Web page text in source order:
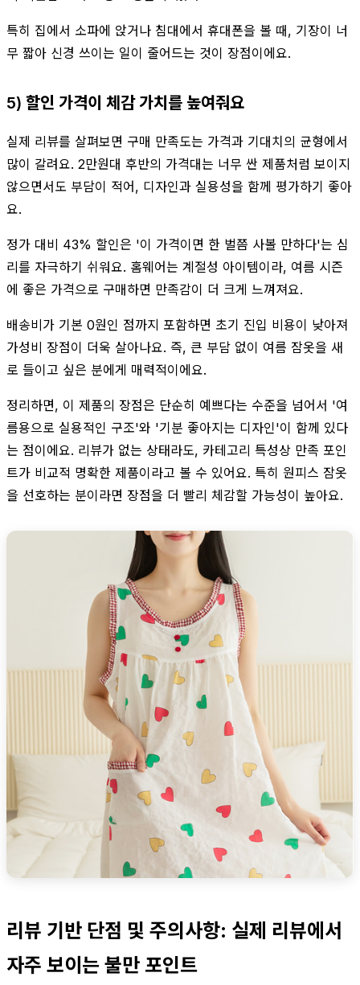
특히 집에서 소파에 앉거나 침대에서 휴대폰을 볼 때, 기장이 너
무 짧아 신경 쓰이는 일이 줄어드는 것이 장점이에요.
5) 할인 가격이 체감 가치를 높여줘요
실제 리뷰를 살펴보면 구매 만족도는 가격과 기대치의 균형에서
많이 갈려요. 2만원대 후반의 가격대는 너무 싼 제품처럼 보이지
않으면서도 부담이 적어, 디자인과 실용성을 함께 평가하기 좋아
요.
정가 대비 43% 할인은 '이 가격이면 한 벌쯤 사볼 만하다'는 심
리를 자극하기 쉬워요. 홈웨어는 계절성 아이템이라, 여름 시즌
에 좋은 가격으로 구매하면 만족감이 더 크게 느껴져요.
배송비가 기본 0원인 점까지 포함하면 초기 진입 비용이 낮아져
가성비 장점이 더욱 살아나요. 즉, 큰 부담 없이 여름 잠옷을 새
로 들이고 싶은 분에게 매력적이에요.
정리하면, 이 제품의 장점은 단순히 예쁘다는 수준을 넘어서 '여
름용으로 실용적인 구조'와 '기분 좋아지는 디자인'이 함께 있다
는 점이에요. 리뷰가 없는 상태라도, 카테고리 특성상 만족 포인
트가 비교적 명확한 제품이라고 볼 수 있어요. 특히 원피스 잠옷
을 선호하는 분이라면 장점을 더 빨리 체감할 가능성이 높아요.
리뷰 기반 단점 및 주의사항: 실제 리뷰에서
자주 보이는 불만 포인트